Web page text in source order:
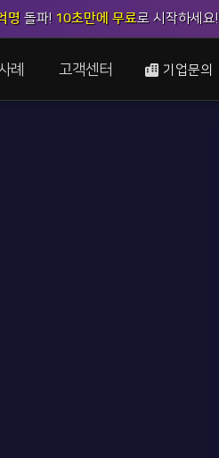
명 돌파! 10초만에 무료로 시작하세요!
례 고객센터 기업문의